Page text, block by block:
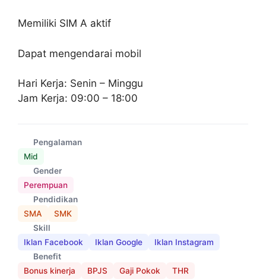
Memiliki SIM A aktif
Dapat mengendarai mobil
Hari Kerja: Senin – Minggu
Jam Kerja: 09:00 – 18:00
Pengalaman
Mid
Gender
Perempuan
Pendidikan
SMA
SMK
Skill
Iklan Facebook
Iklan Google
Iklan Instagram
Benefit
Bonus kinerja
BPJS Gaji Pokok THR